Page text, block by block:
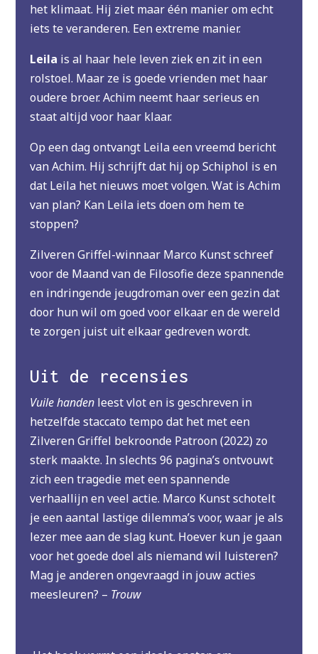
het klimaat. Hij ziet maar één manier om echt
iets te veranderen. Een extreme manier.
Leila is al haar hele leven ziek en zit in een
rolstoel. Maar ze is goede vrienden met haar
oudere broer. Achim neemt haar serieus en
staat altijd voor haar klaar.
Op een dag ontvangt Leila een vreemd bericht
van Achim. Hij schrijft dat hij op Schiphol is en
dat Leila het nieuws moet volgen. Wat is Achim
van plan? Kan Leila iets doen om hem te
stoppen?
Zilveren Griffel-winnaar Marco Kunst schreef
voor de Maand van de Filosofie deze spannende
en indringende jeugdroman over een gezin dat
door hun wil om goed voor elkaar en de wereld
te zorgen juist uit elkaar gedreven wordt.
Uit de recensies
Vuile handen leest vlot en is geschreven in
hetzelfde staccato tempo dat het met een
Zilveren Griffel bekroonde Patroon (2022) zo
sterk maakte. In slechts 96 pagina’s ontvouwt
zich een tragedie met een spannende
verhaallijn en veel actie. Marco Kunst schotelt
je een aantal lastige dilemma’s voor, waar je als
lezer mee aan de slag kunt. Hoever kun je gaan
voor het goede doel als niemand wil luisteren?
Mag je anderen ongevraagd in jouw acties
meesleuren? – Trouw